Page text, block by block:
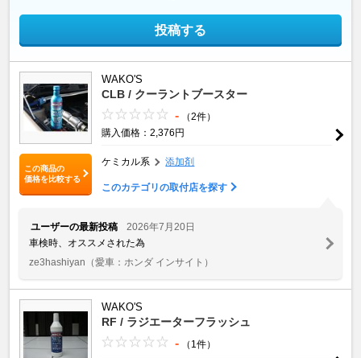
投稿する
この商品の
価格を比較する
WAKO'S
CLB / クーラントブースター
-
（2件）
購入価格：2,376円
ケミカル系 添加剤
このカテゴリの取付店を探す
ユーザーの最新投稿
2026年7月20日
車検時、オススメされた為
ze3hashiyan （愛車：ホンダ インサイト）
WAKO'S
RF / ラジエーターフラッシュ
- （1件）